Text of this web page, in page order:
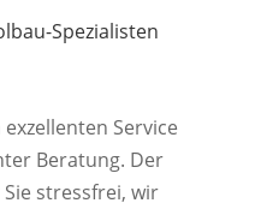
Spezialisten
Service
Beratung. Der
stressfrei, wir